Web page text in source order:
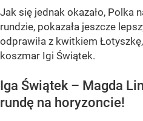
Jak się jednak okazało, Polka
rundzie, pokazała jeszcze
odprawiła z kwitkiem
koszmar Igi Świątek.
Iga Świątek – Magda
rundę na horyzoncie!